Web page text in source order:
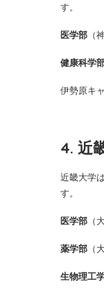
す。
医学部 （
健康科学
伊勢原キ
4. 近
近畿大学
す。
医学部 （
薬学部 （
生物理工